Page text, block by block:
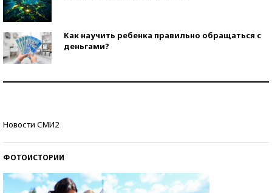
Как научить ребенка правильно обращаться с
деньгами?
Новости СМИ2
ФОТОИСТОРИИ